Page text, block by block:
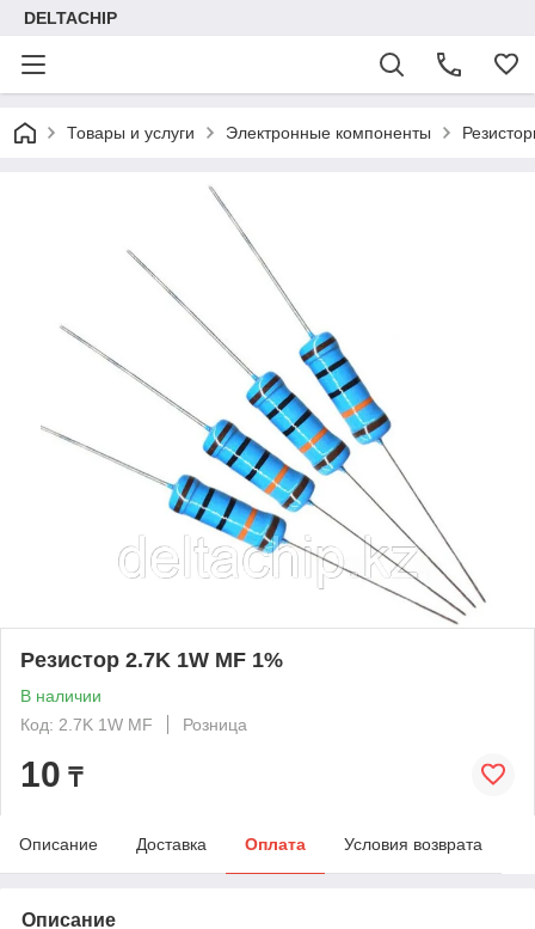
DELTACHIP
Товары и услуги Электронные компоненты
Резистор 2.7K 1W MF 1%
В наличии
Код: 2.7K 1W MF
Розница
10 ₸
Описание Доставка Оплата Условия возврата
Описание